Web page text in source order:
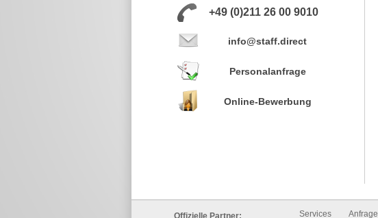
+49 (0)211 26 00 9010
info@staff.direct
Personalanfrage
Online-Bewerbung
Offizielle Partner: Services Anfrage